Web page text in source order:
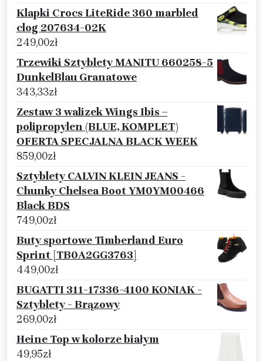
Klapki Crocs LiteRide 360 marbled
clog 207634-02K
249,00zł
Trzewiki Sztyblety MANITU 660258-5
DunkelBlau Granatowe
343,33zł
Zestaw 3 walizek Wings Ibis –
polipropylen (BLUE, KOMPLET)
OFERTA SPECJALNA BLACK WEEK
859,00zł
Sztyblety CALVIN KLEIN JEANS -
Chunky Chelsea Boot YM0YM00466
Black BDS
749,00zł
Buty sportowe Timberland Euro
Sprint [TB0A2GG3763]
449,00zł
BUGATTI 311-17336-4100 KONIAK -
Sztyblety - Brązowy
269,00zł
Heine Top w kolorze białym
49,95zł